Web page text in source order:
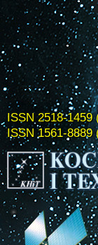
ISSN 2518-1459
ISSN 1561-8889